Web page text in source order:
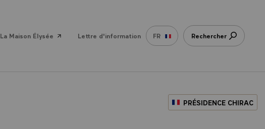
La Maison Élysée Lettre d'information FR Rechercher
PRÉSIDENCE CHIRAC